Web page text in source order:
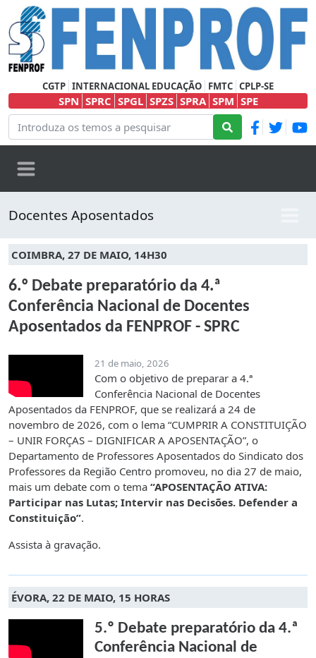
CGTP INTERNACIONAL EDUCAÇÃO FMTC CPLP-SE
SPN SPRC SPGL SPZS SPRA SPM SPE
Docentes Aposentados
COIMBRA, 27 DE MAIO, 14H30
6.º Debate preparatório da 4.ª
Conferência Nacional de Docentes
Aposentados da FENPROF - SPRC
21 de maio, 2026
Com o objetivo de preparar a 4.ª
Conferência Nacional de Docentes
Aposentados da FENPROF, que se realizará a 24 de
novembro de 2026, com o lema “CUMPRIR A CONSTITUIÇÃO
– UNIR FORÇAS – DIGNIFICAR A APOSENTAÇÃO”, o
Departamento de Professores Aposentados do Sindicato dos
Professores da Região Centro promoveu, no dia 27 de maio,
mais um debate com o tema “APOSENTAÇÃO ATIVA:
Participar nas Lutas; Intervir nas Decisões. Defender a
Constituição”.
Assista à gravação.
ÉVORA, 22 DE MAIO, 15 HORAS
5.º Debate preparatório da 4.ª
Conferência Nacional de